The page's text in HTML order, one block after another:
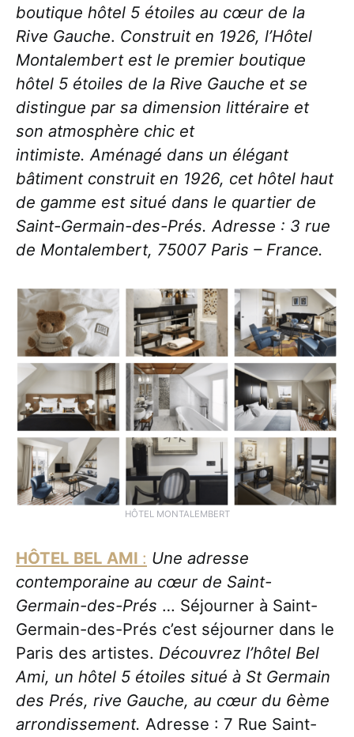
boutique hôtel 5 étoiles au cœur de la
Rive Gauche. Construit en 1926, l’Hôtel
Montalembert est le premier boutique
hôtel 5 étoiles de la Rive Gauche et se
distingue par sa dimension littéraire et
son atmosphère chic et
intimiste. Aménagé dans un élégant
bâtiment construit en 1926, cet hôtel haut
de gamme est situé dans le quartier de
Saint-Germain-des-Prés. Adresse : 3 rue
de Montalembert, 75007 Paris – France.
HÔTEL MONTALEMBERT
HÔTEL BEL AMI : Une adresse
contemporaine au cœur de Saint-
Germain-des-Prés … Séjourner à Saint-
Germain-des-Prés c’est séjourner dans le
Paris des artistes. Découvrez l’hôtel Bel
Ami, un hôtel 5 étoiles situé à St Germain
des Prés, rive Gauche, au cœur du 6ème
arrondissement. Adresse : 7 Rue Saint-